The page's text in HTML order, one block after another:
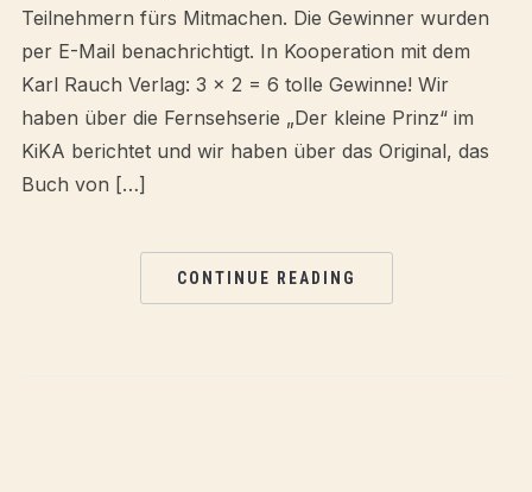
Teilnehmern fürs Mitmachen. Die Gewinner wurden
per E-Mail benachrichtigt. In Kooperation mit dem
Karl Rauch Verlag: 3 x 2 = 6 tolle Gewinne! Wir
haben über die Fernsehserie „Der kleine Prinz“ im
KiKA berichtet und wir haben über das Original, das
Buch von […]
CONTINUE READING